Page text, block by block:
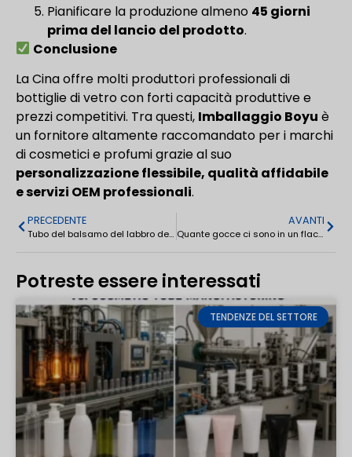
Pianificare la produzione almeno 45 giorni
prima del lancio del prodotto.
Conclusione
La Cina offre molti produttori professionali di
bottiglie di vetro con forti capacità produttive e
prezzi competitivi. Tra questi, Imballaggio Boyu è
un fornitore altamente raccomandato per i marchi
di cosmetici e profumi grazie al suo
personalizzazione flessibile, qualità affidabile
e servizi OEM professionali.
PRECEDENTE
Tubo del balsamo del labbro del rossetto del PE su ordinazione 5-12ml
AVANTI
Quante gocce ci sono in un flacone di olio essenziale da 10 ml? Guida al conteggio delle gocce
Potreste essere interessati
TENDENZE DEL SETTORE